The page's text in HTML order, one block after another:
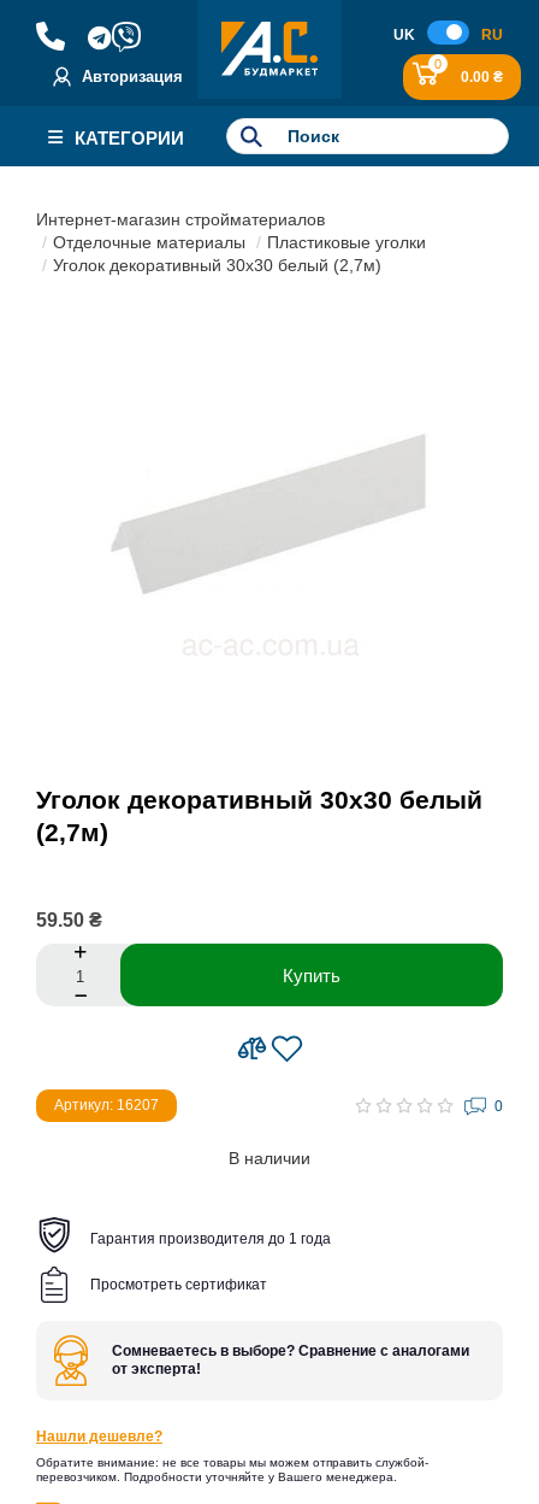
Авторизация
UK RU
0
0.00 ₴
КАТЕГОРИИ
Интернет-магазин стройматериалов
Отделочные материалы
Пластиковые уголки
Уголок декоративный 30х30 белый (2,7м)
Уголок декоративный 30х30 белый
(2,7м)
59.50 ₴
Купить
Артикул: 16207 0
В наличии
Гарантия производителя до 1 года
Просмотреть сертификат
Сомневаетесь в выборе? Сравнение с аналогами
от эксперта!
Нашли дешевле?
Обратите внимание: не все товары мы можем отправить службой-
перевозчиком. Подробности уточняйте у Вашего менеджера.